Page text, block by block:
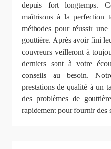
depuis fort longtemps.
maîtrisons à la perfection
méthodes pour réussir
gouttière. Après avoir fini
couvreurs veilleront à
derniers sont à votre
conseils au besoin.
prestations de qualité à un
des problèmes de
rapidement pour fournir des